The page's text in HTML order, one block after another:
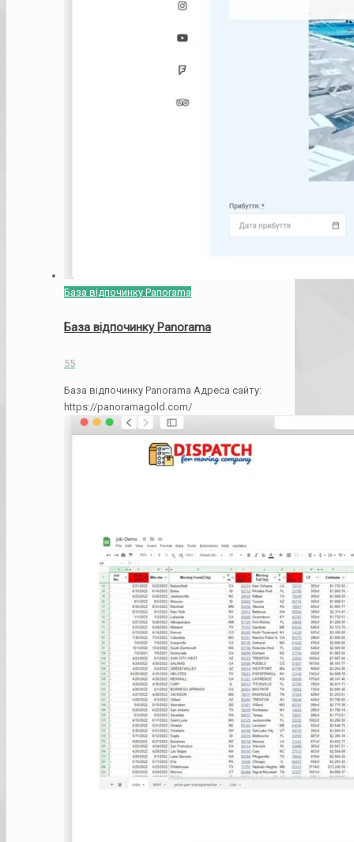
База відпочинку Panorama
База відпочинку Panorama
55
База відпочинку Panorama Адреса сайту:
https://panoramagold.com/